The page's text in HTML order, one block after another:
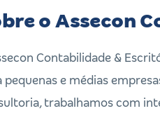
o Assecon
Contabilidade &
pequenas e médias
trabalhamos com